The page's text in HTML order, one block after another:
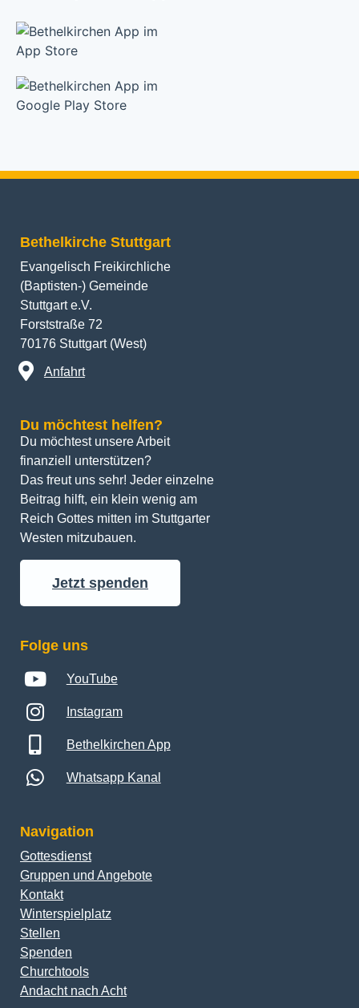
Bethelkirche Stuttgart
Evangelisch Freikirchliche
(Baptisten-) Gemeinde
Stuttgart e.V.
Forststraße 72
70176 Stuttgart (West)
Anfahrt
Du möchtest helfen?
Du möchtest unsere Arbeit
finanziell unterstützen?
Das freut uns sehr! Jeder einzelne
Beitrag hilft, ein klein wenig am
Reich Gottes mitten im Stuttgarter
Westen mitzubauen.
Jetzt spenden
Folge uns
YouTube
Instagram
Bethelkirchen App
Whatsapp Kanal
Navigation
Gottesdienst
Gruppen und Angebote
Kontakt
Winterspielplatz
Stellen
Spenden
Churchtools
Andacht nach Acht